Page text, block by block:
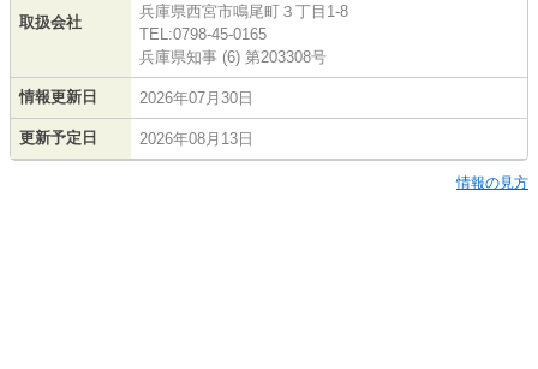
取扱会社
兵庫県西宮市鳴尾町３丁目1-8
TEL:0798-45-0165
兵庫県知事 (6) 第203308号
情報更新日 2026年07月30日
更新予定日 2026年08月13日
情報の見方